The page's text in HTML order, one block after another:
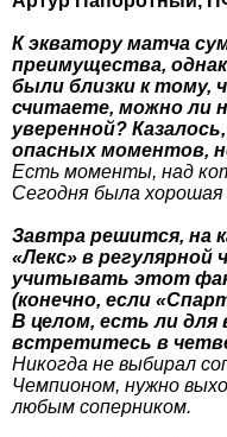
К экватору матча
преимущества,
были близки к тому,
считаете, можно ли
уверенной?
опасных моментов,
Есть моменты, над
Сегодня была
Завтра решится, на
«Лекс» в
учитывать этот
(конечно, если
В целом, есть ли для
встретитесь в
Никогда не выбирал
Чемпионом, нужно
любым соперником.